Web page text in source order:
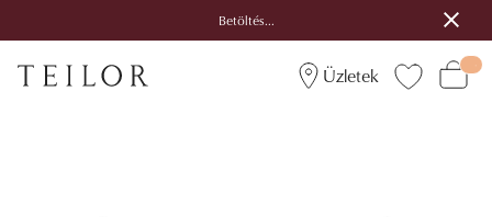
Betöltés...
Üzletek